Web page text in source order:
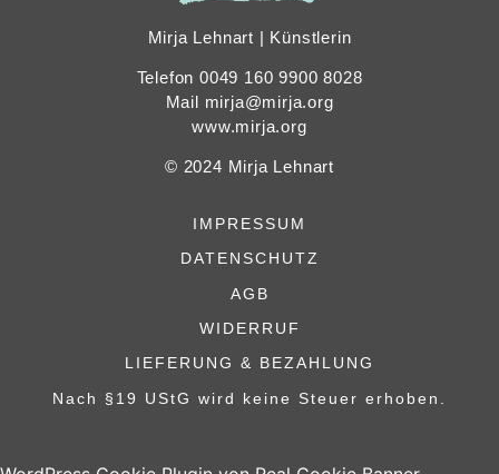
Mirja Lehnart | Künstlerin
Telefon 0049 160 9900 8028
Mail mirja@mirja.org
www.mirja.org
© 2024 Mirja Lehnart
IMPRESSUM
DATENSCHUTZ
AGB
WIDERRUF
LIEFERUNG & BEZAHLUNG
Nach §19 UStG wird keine Steuer erhoben.